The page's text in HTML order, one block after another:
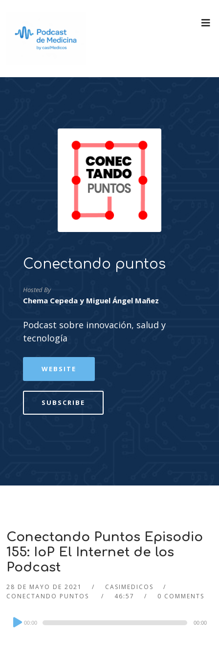
Conectando puntos
Hosted By
Chema Cepeda y Miguel Ángel Mañez
Podcast sobre innovación, salud y
tecnología
WEBSITE
SUBSCRIBE
Conectando Puntos Episodio
155: IoP El Internet de los
Podcast
28 DE MAYO DE 2021
CASIMEDICOS
CONECTANDO PUNTOS
46:57 0 COMMENTS
Audio
Player
00:00 00:00